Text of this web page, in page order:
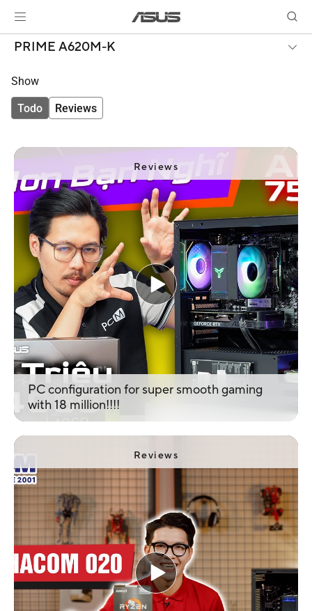
PRIME A620M-K
Show
Todo Reviews
Reviews
PC configuration for super smooth gaming
with 18 million!!!!
Reviews